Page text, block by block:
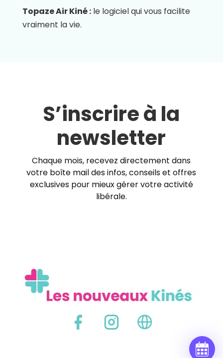
Topaze Air Kiné : le logiciel qui vous facilite
vraiment la vie.
S’inscrire à la
newsletter
Chaque mois, recevez directement dans
votre boîte mail des infos, conseils et offres
exclusives pour mieux gérer votre activité
libérale.